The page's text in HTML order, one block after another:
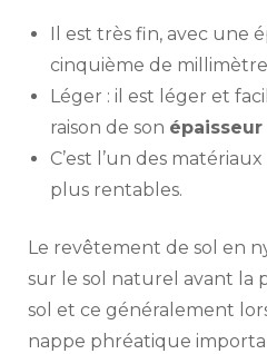
Il est très fin, avec une
cinquième de
Léger : il est léger et
raison de son épaisseur
C’est l’un des
plus rentables.
Le revêtement de sol en
sur le sol naturel avant la
sol et ce généralement
nappe phréatique